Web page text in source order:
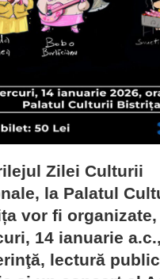
Zilei Culturii
la Palatul
vor fi organizate,
14 ianuarie
lectură